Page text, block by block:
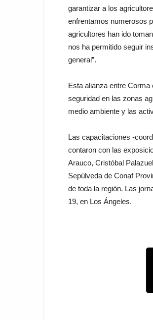
garantizar a los
enfrentamos numerosos
agricultores han ido
nos ha permitido seguir
general”.
Esta alianza entre
seguridad en las zonas
medio ambiente y las
Las capacitaciones -
contaron con las
Arauco, Cristóbal
Sepúlveda de Conaf
de toda la región. Las
19, en Los Ángeles.